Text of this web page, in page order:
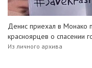
Денис приехал в Монако
красноярцев о спасении
Из личного архива